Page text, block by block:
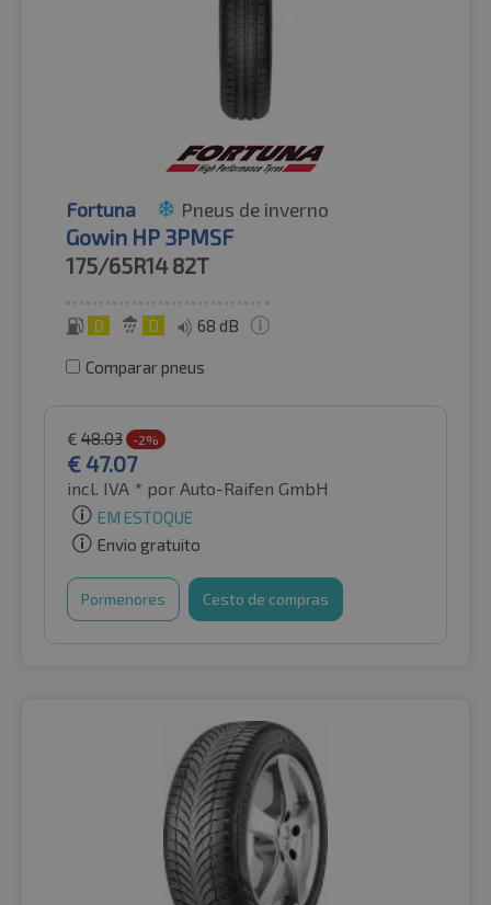
Fortuna Pneus de inverno
Gowin HP 3PMSF
175/65R14 82T
D D 68 dB
Comparar pneus
€ 48.03 -2%
€ 47.07
incl. IVA * por Auto-Raifen GmbH
EM ESTOQUE
Envio gratuito
Pormenores Cesto de compras